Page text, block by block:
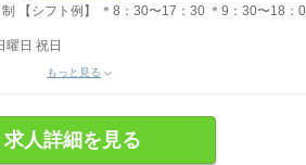
【シフト例】 ＊8：30〜17：30 ＊9：30〜18：
曜日 祝日
もっと見る
求人詳細を見る